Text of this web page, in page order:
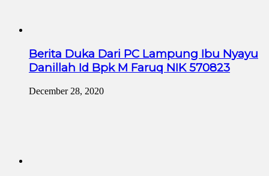
Berita Duka Dari PC Lampung Ibu Nyayu
Danillah Id Bpk M Faruq NIK 570823
December 28, 2020